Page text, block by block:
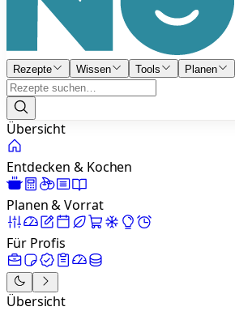
Rezepte Wissen Tools Planen
Übersicht
Entdecken & Kochen
Planen & Vorrat
Für Profis
Übersicht